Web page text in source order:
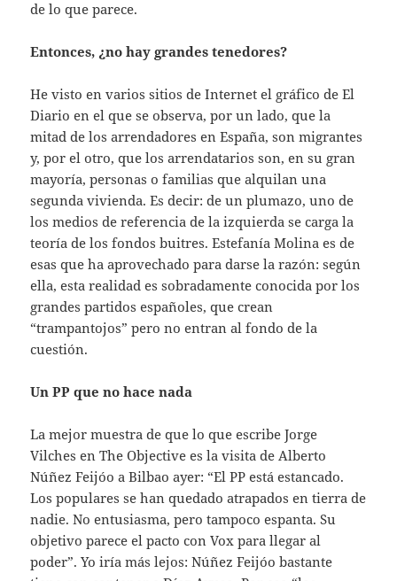
de lo que parece.
Entonces, ¿no hay grandes tenedores?
He visto en varios sitios de Internet el gráfico de El
Diario en el que se observa, por un lado, que la
mitad de los arrendadores en España, son migrantes
y, por el otro, que los arrendatarios son, en su gran
mayoría, personas o familias que alquilan una
segunda vivienda. Es decir: de un plumazo, uno de
los medios de referencia de la izquierda se carga la
teoría de los fondos buitres. Estefanía Molina es de
esas que ha aprovechado para darse la razón: según
ella, esta realidad es sobradamente conocida por los
grandes partidos españoles, que crean
“trampantojos” pero no entran al fondo de la
cuestión.
Un PP que no hace nada
La mejor muestra de que lo que escribe Jorge
Vilches en The Objective es la visita de Alberto
Núñez Feijóo a Bilbao ayer: “El PP está estancado.
Los populares se han quedado atrapados en tierra de
nadie. No entusiasma, pero tampoco espanta. Su
objetivo parece el pacto con Vox para llegar al
poder”. Yo iría más lejos: Núñez Feijóo bastante